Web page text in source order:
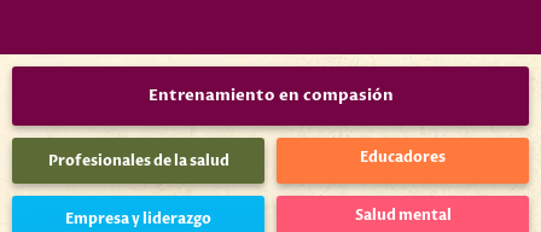
Entrenamiento en compasión
Profesionales de la salud Educadores
Empresa y liderazgo Salud mental